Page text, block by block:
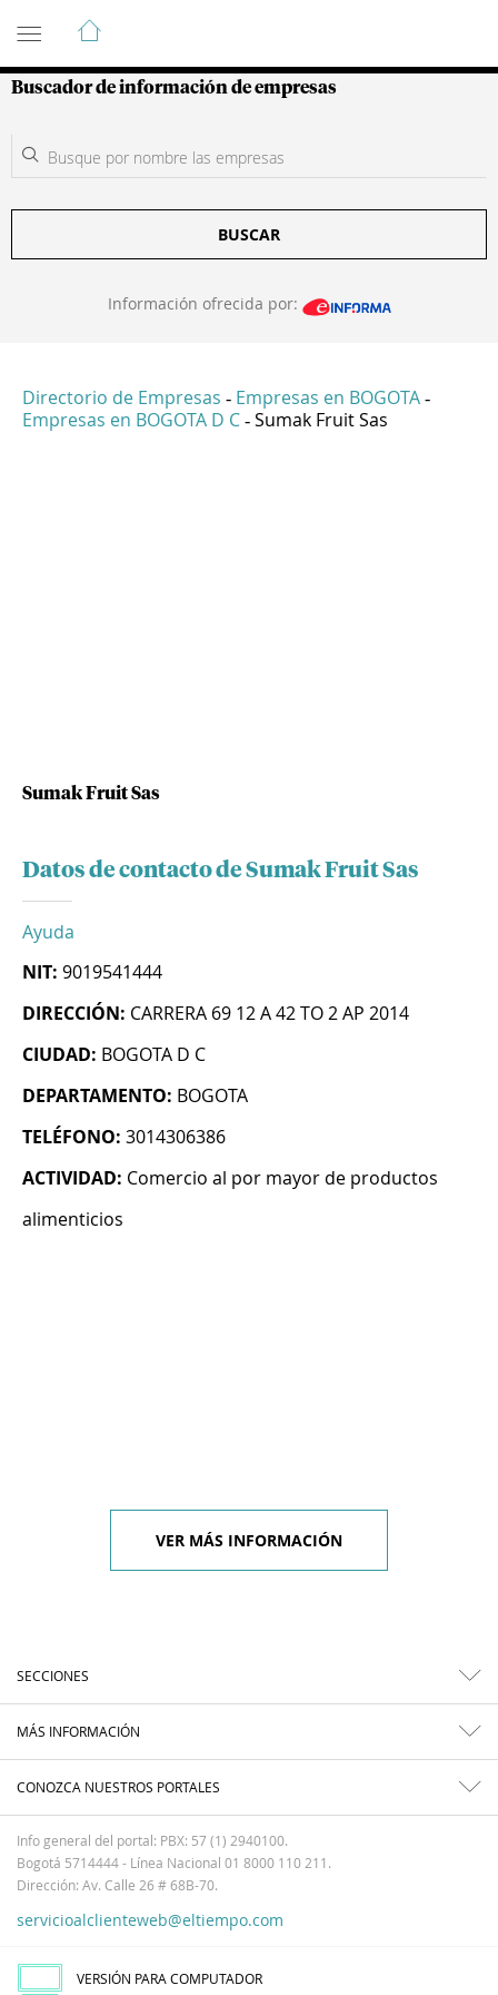
Guía de Empresas Colombianas
Buscador de información de empresas
BUSCAR
Información ofrecida por:
Directorio de Empresas - Empresas en BOGOTA -
Empresas en BOGOTA D C - Sumak Fruit Sas
Sumak Fruit Sas
Datos de contacto de Sumak Fruit Sas
Ayuda
NIT: 9019541444
DIRECCIÓN: CARRERA 69 12 A 42 TO 2 AP 2014
CIUDAD: BOGOTA D C
DEPARTAMENTO: BOGOTA
TELÉFONO: 3014306386
ACTIVIDAD: Comercio al por mayor de productos
alimenticios
VER MÁS INFORMACIÓN
SECCIONES
MÁS INFORMACIÓN
CONOZCA NUESTROS PORTALES
Info general del portal: PBX: 57 (1) 2940100.
Bogotá 5714444 - Línea Nacional 01 8000 110 211.
Dirección: Av. Calle 26 # 68B-70.
servicioalclienteweb@eltiempo.com
VERSIÓN PARA COMPUTADOR